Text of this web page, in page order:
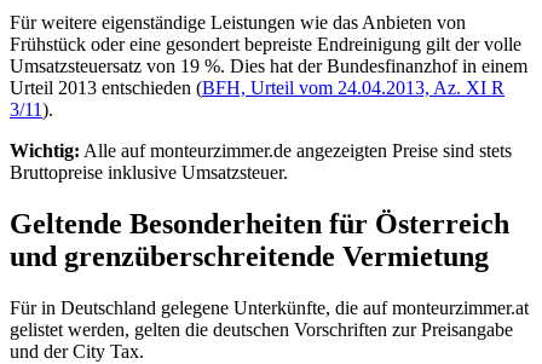
Für weitere eigenständige Leistungen wie das Anbieten von
Frühstück oder eine gesondert bepreiste Endreinigung gilt der volle
Umsatzsteuersatz von 19 %. Dies hat der Bundesfinanzhof in einem
Urteil 2013 entschieden (BFH, Urteil vom 24.04.2013, Az. XI R
3/11).
Wichtig: Alle auf monteurzimmer.de angezeigten Preise sind stets
Bruttopreise inklusive Umsatzsteuer.
Geltende Besonderheiten für Österreich
und grenzüberschreitende Vermietung
Für in Deutschland gelegene Unterkünfte, die auf monteurzimmer.at
gelistet werden, gelten die deutschen Vorschriften zur Preisangabe
und der City Tax.